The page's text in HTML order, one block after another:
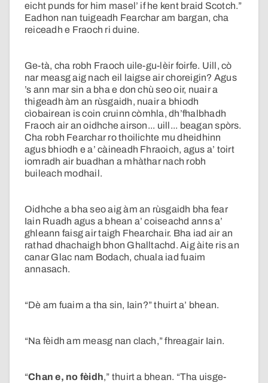
eicht punds for him masel’ if he kent braid Scotch.”
Eadhon nan tuigeadh Fearchar am bargan, cha
reiceadh e Fraoch ri duine.
Ge-tà, cha robh Fraoch uile-gu-lèir foirfe. Uill, cò
nar measg aig nach eil laigse air choreigin? Agus
’s ann mar sin a bha e don chù seo oir, nuair a
thigeadh àm an rùsgaidh, nuair a bhiodh
cìobairean is coin cruinn còmhla, dh’fhalbhadh
Fraoch air an oidhche airson... uill... beagan spòrs.
Cha robh Fearchar ro thoilichte mu dheidhinn
agus bhiodh e a’ càineadh Fhraoich, agus a’ toirt
iomradh air buadhan a mhàthar nach robh
buileach modhail.
Oidhche a bha seo aig àm an rùsgaidh bha fear
Iain Ruadh agus a bhean a’ coiseachd anns a’
ghleann faisg air taigh Fhearchair. Bha iad air an
rathad dhachaigh bhon Ghalltachd. Aig àite ris an
canar Glac nam Bodach, chuala iad fuaim
annasach.
“Dè am fuaim a tha sin, Iain?” thuirt a’ bhean.
“Na fèidh am measg nan clach,” fhreagair Iain.
“Chan e, no fèidh,” thuirt a bhean. “Tha uisge-